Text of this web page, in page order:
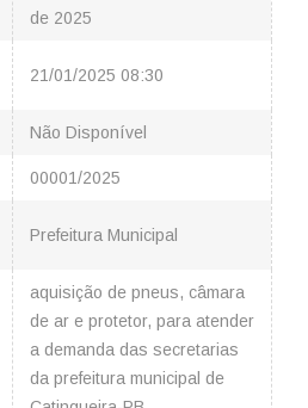
de 2025
21/01/2025 08:30
Não Disponível
00001/2025
Prefeitura Municipal
aquisição de pneus, câmara
de ar e protetor, para atender
a demanda das secretarias
da prefeitura municipal de